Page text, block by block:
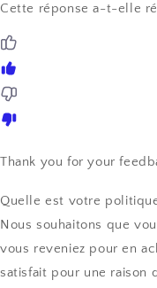
Cette réponse a-t-elle
Thank you for your
Quelle est votre
Nous souhaitons que
vous reveniez pour en
satisfait pour une raison